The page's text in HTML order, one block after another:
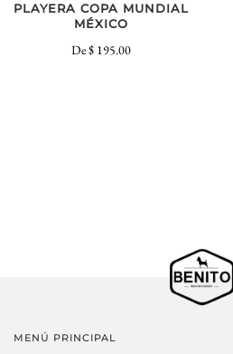
PLAYERA COPA MUNDIAL
MÉXICO
De$ 195.00
MENÚ PRINCIPAL